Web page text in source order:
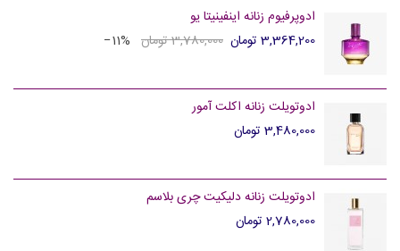
ادوپرفیوم زنانه اینفینیتا یو
3,364,200 تومان
3,780,000 تومان ‎−11%
ادوتویلت زنانه اکلت آمور
3,480,000 تومان
ادوتویلت زنانه دلیکیت چری بلاسم
2,780,000 تومان